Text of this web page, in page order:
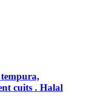
cuits . Halal